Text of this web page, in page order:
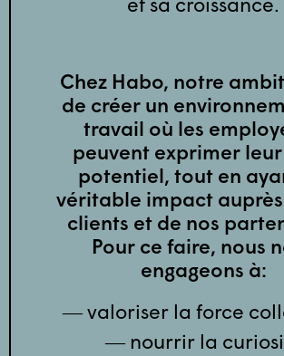
Chez Habo, notre
de créer un
travail où les
peuvent exprimer
potentiel, tout en
véritable impact
clients et de nos
Pour ce faire, nous
engageons à:
― valoriser la force
― nourrir la